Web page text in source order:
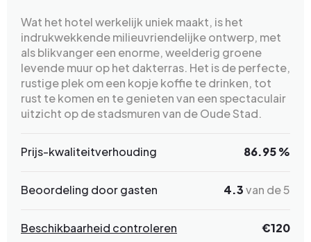
Wat het hotel werkelijk uniek maakt, is het
indrukwekkende milieuvriendelijke ontwerp, met
als blikvanger een enorme, weelderig groene
levende muur op het dakterras. Het is de perfecte,
rustige plek om een kopje koffie te drinken, tot
rust te komen en te genieten van een spectaculair
uitzicht op de stadsmuren van de Oude Stad.
Prijs-kwaliteitverhouding 86.95 %
Beoordeling door gasten 4.3van de 5
Beschikbaarheid controleren €120